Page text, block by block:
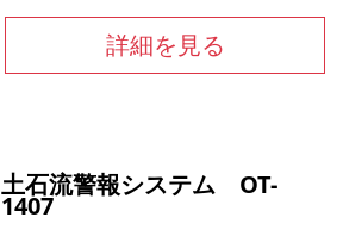
詳細を見る
土石流警報システム OT-
1407